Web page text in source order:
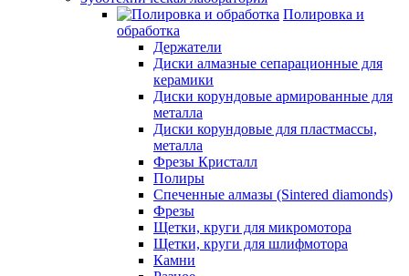
Полировка и
обработка
Держатели
Диски алмазные сепарационные для
керамики
Диски корундовые армированные для
металла
Диски корундовые для пластмассы,
металла
Фрезы Кристалл
Полиры
Спеченные алмазы (Sintered diamonds)
Фрезы
Щетки, круги для микромотора
Щетки, круги для шлифмотора
Камни